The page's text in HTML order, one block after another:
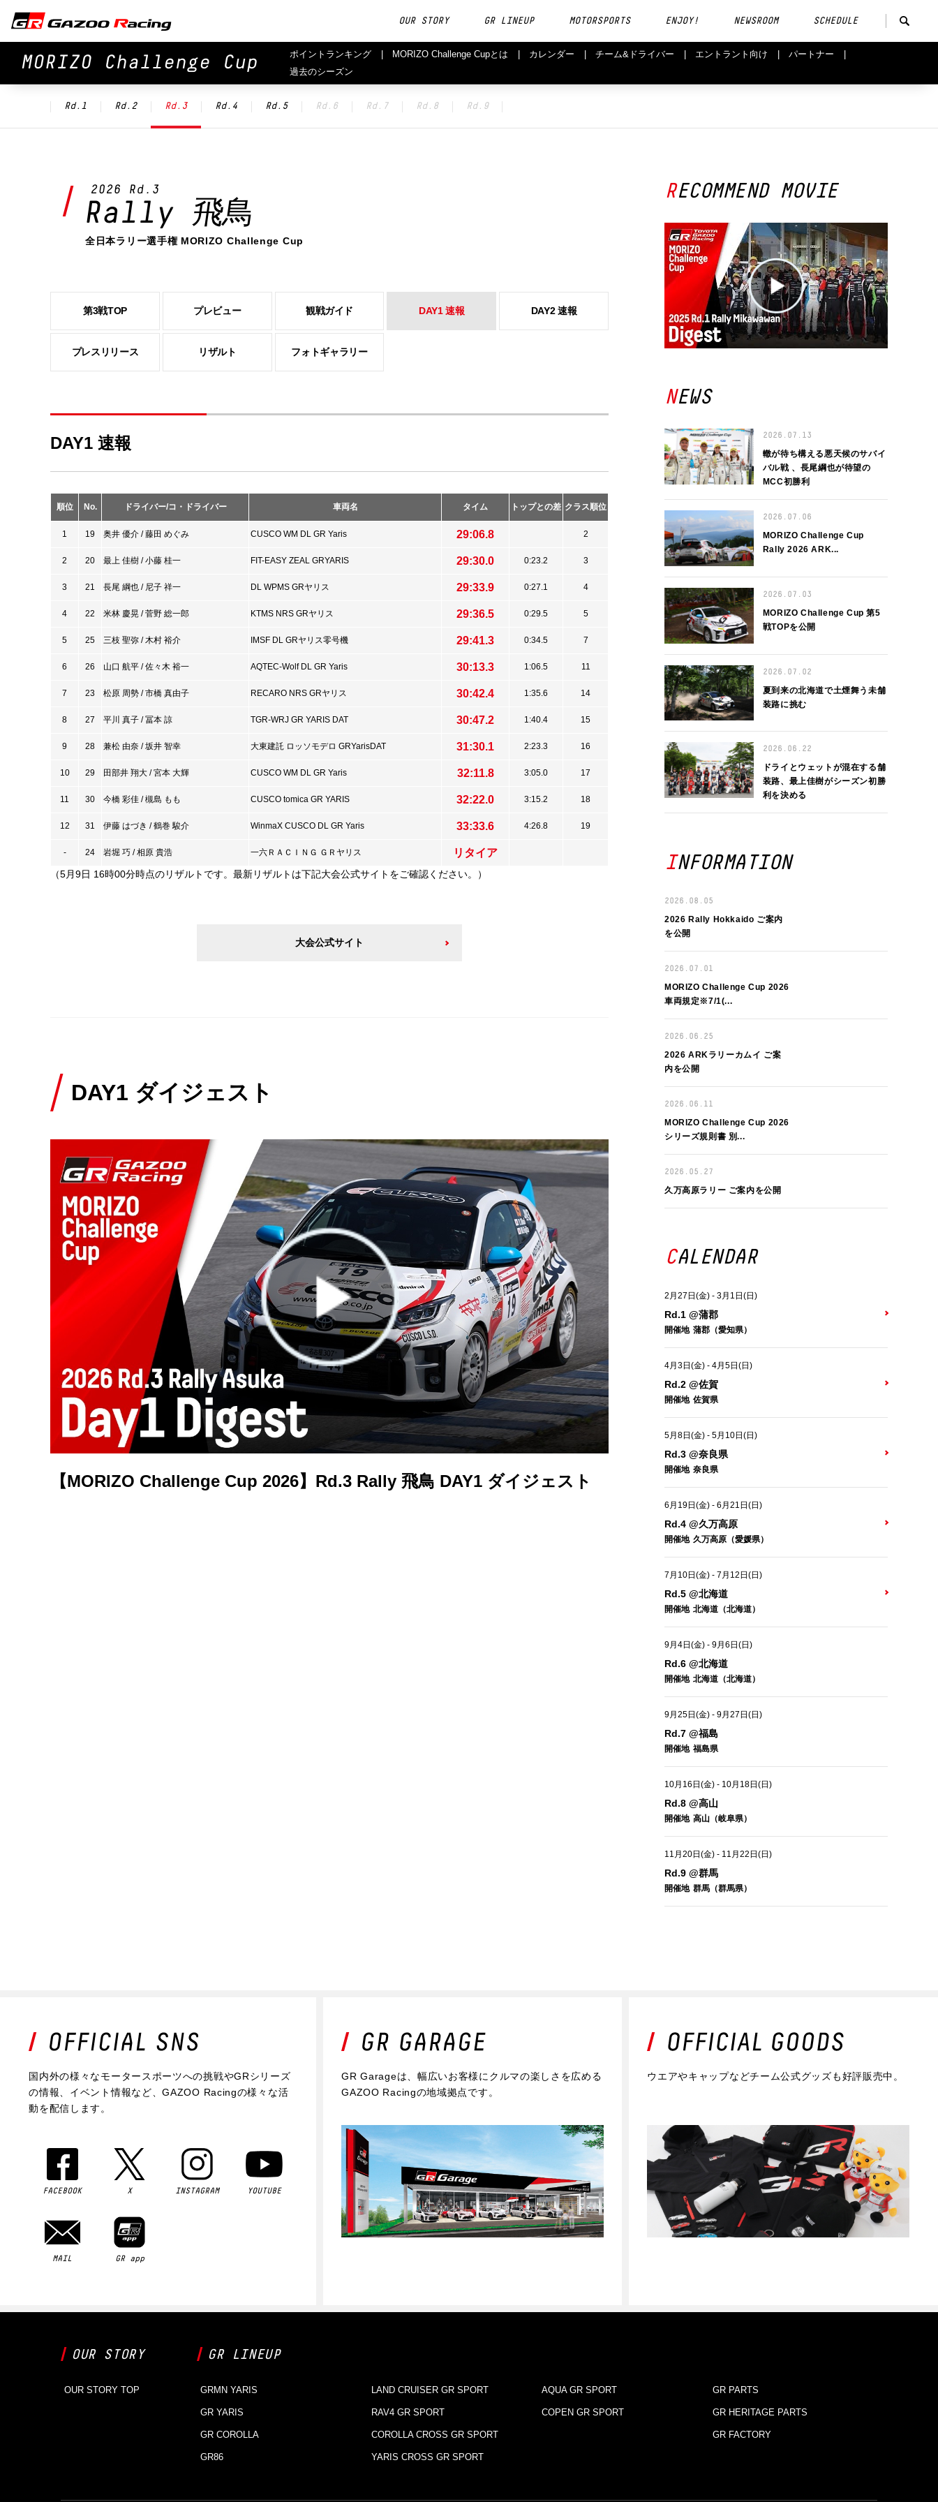
OUR STORY GR LINEUP MOTORSPORTS ENJOY! NEWSROOM SCHEDULE
MORIZO Challenge Cup ポイントランキング MORIZO Challenge Cupとは カレンダー チーム&ドライバー エントラント向け
パートナー
過去のシーズン
Rd.1 Rd.2 Rd.3 Rd.4 Rd.5 Rd.6 Rd.7 Rd.8 Rd.9
2026 Rd.3
Rally 飛鳥
全日本ラリー選手権 MORIZO Challenge Cup
第3戦TOP プレビュー 観戦ガイド DAY1 速報 DAY2 速報
プレスリリース リザルト フォトギャラリー
DAY1 速報
順位 No. ドライバー/コ・ドライバー 車両名 タイム トップとの差 クラス順位
1 19 奥井 優介 / 藤田 めぐみ CUSCO WM DL GR Yaris 29:06.8 2
2 20 最上 佳樹 / 小藤 桂一 FIT-EASY ZEAL GRYARIS 29:30.0 0:23.2 3
3 21 長尾 綱也 / 尼子 祥一 DL WPMS GRヤリス 29:33.9 0:27.1 4
4 22 米林 慶晃 / 菅野 総一郎 KTMS NRS GRヤリス 29:36.5 0:29.5 5
5 25 三枝 聖弥 / 木村 裕介 IMSF DL GRヤリス零号機 29:41.3 0:34.5 7
6 26 山口 航平 / 佐々木 裕一 AQTEC-Wolf DL GR Yaris 30:13.3 1:06.5 11
7 23 松原 周勢 / 市橋 真由子 RECARO NRS GRヤリス 30:42.4 1:35.6 14
8 27 平川 真子 / 冨本 諒 TGR-WRJ GR YARIS DAT 30:47.2 1:40.4 15
9 28 兼松 由奈 / 坂井 智幸 大東建託 ロッソモデロ GRYarisDAT 31:30.1 2:23.3 16
10 29 田部井 翔大 / 宮本 大輝 CUSCO WM DL GR Yaris 32:11.8 3:05.0 17
11 30 今橋 彩佳 / 槻島 もも CUSCO tomica GR YARIS 32:22.0 3:15.2 18
12 31 伊藤 はづき / 鶴巻 駿介 WinmaX CUSCO DL GR Yaris 33:33.6 4:26.8 19
- 24 岩堀 巧 / 相原 貴浩 一六ＲＡＣＩＮＧ ＧＲヤリス リタイア
（5月9日 16時00分時点のリザルトです。最新リザルトは下記大会公式サイトをご確認ください。）
大会公式サイト
DAY1 ダイジェスト
【MORIZO Challenge Cup 2026】Rd.3 Rally 飛鳥 DAY1 ダイジェスト
RECOMMEND MOVIE
NEWS
2026.07.13
轍が待ち構える悪天候のサバイ
バル戦 、長尾綱也が待望の
MCC初勝利
2026.07.06
MORIZO Challenge Cup
Rally 2026 ARK...
2026.07.03
MORIZO Challenge Cup 第5
戦TOPを公開
2026.07.02
夏到来の北海道で土煙舞う未舗
装路に挑む
2026.06.22
ドライとウェットが混在する舗
装路、最上佳樹がシーズン初勝
利を決める
INFORMATION
2026.08.05
2026 Rally Hokkaido ご案内
を公開
2026.07.01
MORIZO Challenge Cup 2026
車両規定※7/1(...
2026.06.25
2026 ARKラリーカムイ ご案
内を公開
2026.06.11
MORIZO Challenge Cup 2026
シリーズ規則書 別...
2026.05.27
久万高原ラリー ご案内を公開
CALENDAR
2月27日(金) - 3月1日(日)
Rd.1 @蒲郡
開催地 蒲郡（愛知県）
4月3日(金) - 4月5日(日)
Rd.2 @佐賀
開催地 佐賀県
5月8日(金) - 5月10日(日)
Rd.3 @奈良県
開催地 奈良県
6月19日(金) - 6月21日(日)
Rd.4 @久万高原
開催地 久万高原（愛媛県）
7月10日(金) - 7月12日(日)
Rd.5 @北海道
開催地 北海道（北海道）
9月4日(金) - 9月6日(日)
Rd.6 @北海道
開催地 北海道（北海道）
9月25日(金) - 9月27日(日)
Rd.7 @福島
開催地 福島県
10月16日(金) - 10月18日(日)
Rd.8 @高山
開催地 高山（岐阜県）
11月20日(金) - 11月22日(日)
Rd.9 @群馬
開催地 群馬（群馬県）
国内外の様々なモータースポーツへの挑戦やGRシリーズ
の情報、イベント情報など、GAZOO Racingの様々な活
動を配信します。
FACEBOOK X INSTAGRAM YOUTUBE
MAIL GR app
GR Garageは、幅広いお客様にクルマの楽しさを広める
GAZOO Racingの地域拠点です。
ウエアやキャップなどチーム公式グッズも好評販売中。
OUR STORY
OUR STORY TOP
GR LINEUP
GRMN YARIS
GR YARIS
GR COROLLA
GR86
LAND CRUISER GR SPORT
RAV4 GR SPORT
COROLLA CROSS GR SPORT
YARIS CROSS GR SPORT
AQUA GR SPORT
COPEN GR SPORT
GR PARTS
GR HERITAGE PARTS
GR FACTORY